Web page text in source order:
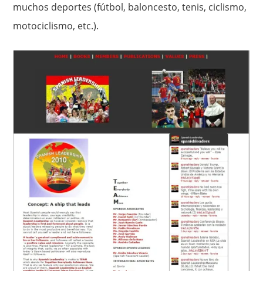
muchos deportes (fútbol, baloncesto, tenis, ciclismo,
motociclismo, etc.).